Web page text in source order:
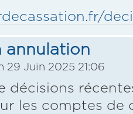
annulation
29 Juin 2025 21:06
décisions
les comptes de